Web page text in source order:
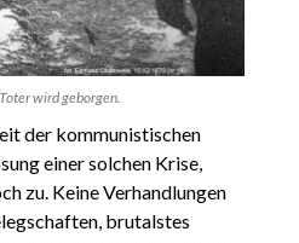
wird geborgen.
der kommunistischen
einer solchen Krise,
zu. Keine Verhandlungen
brutalstes